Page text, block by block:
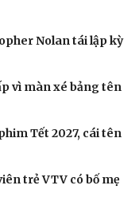
Nolan tái lập kỳ
vì màn xé bảng tên
Tết 2027, cái tên
trẻ VTV có bố mẹ